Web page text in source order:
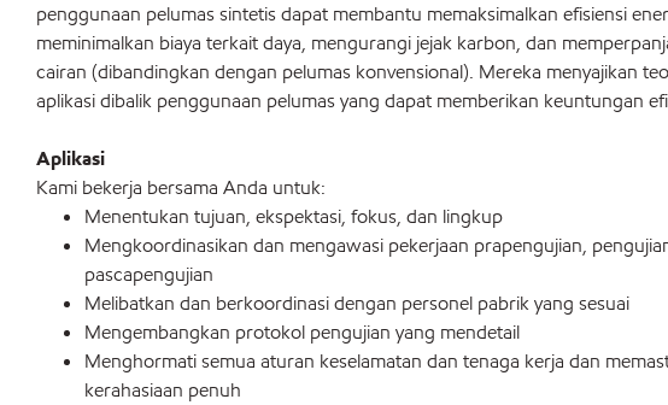
penggunaan pelumas sintetis dapat membantu memaksimalkan efisiensi
meminimalkan biaya terkait daya, mengurangi jejak karbon, dan
cairan (dibandingkan dengan pelumas konvensional). Mereka menyajikan
aplikasi dibalik penggunaan pelumas yang dapat memberikan keuntungan
Aplikasi
Kami bekerja bersama Anda untuk:
Menentukan tujuan, ekspektasi, fokus, dan lingkup
Mengkoordinasikan dan mengawasi pekerjaan prapengujian,
pascapengujian
Melibatkan dan berkoordinasi dengan personel pabrik yang sesuai
Mengembangkan protokol pengujian yang mendetail
Menghormati semua aturan keselamatan dan tenaga kerja dan
kerahasiaan penuh